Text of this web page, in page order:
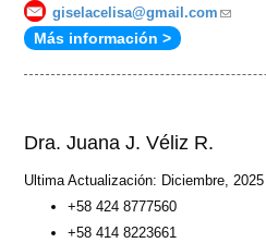
giselacelisa@gmail.com (link
Más información >
Dra. Juana J. Véliz R.
Ultima Actualización: Diciembre, 2025
+58 424 8777560
+58 414 8223661